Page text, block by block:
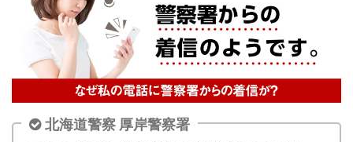
北海道警察 厚岸警察署